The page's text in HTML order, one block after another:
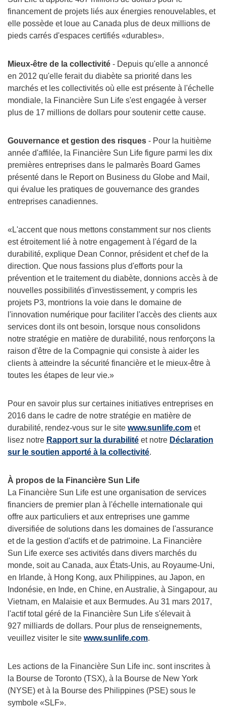
financement de projets liés aux énergies renouvelables, et
elle possède et loue au Canada plus de deux millions de
pieds carrés d'espaces certifiés «durables».
Mieux-être de la collectivité - Depuis qu'elle a annoncé
en 2012 qu'elle ferait du diabète sa priorité dans les
marchés et les collectivités où elle est présente à l'échelle
mondiale, la Financière Sun Life s'est engagée à verser
plus de 17 millions de dollars pour soutenir cette cause.
Gouvernance et gestion des risques - Pour la huitième
année d'affilée, la Financière Sun Life figure parmi les dix
premières entreprises dans le palmarès Board Games
présenté dans le Report on Business du Globe and Mail,
qui évalue les pratiques de gouvernance des grandes
entreprises canadiennes.
«L'accent que nous mettons constamment sur nos clients
est étroitement lié à notre engagement à l'égard de la
durabilité, explique Dean Connor, président et chef de la
direction. Que nous fassions plus d'efforts pour la
prévention et le traitement du diabète, donnions accès à de
nouvelles possibilités d'investissement, y compris les
projets P3, montrions la voie dans le domaine de
l'innovation numérique pour faciliter l'accès des clients aux
services dont ils ont besoin, lorsque nous consolidons
notre stratégie en matière de durabilité, nous renforçons la
raison d'être de la Compagnie qui consiste à aider les
clients à atteindre la sécurité financière et le mieux-être à
toutes les étapes de leur vie.»
Pour en savoir plus sur certaines initiatives entreprises en
2016 dans le cadre de notre stratégie en matière de
durabilité, rendez-vous sur le site www.sunlife.com et
lisez notre Rapport sur la durabilité et notre Déclaration
sur le soutien apporté à la collectivité.
À propos de la Financière Sun Life
La Financière Sun Life est une organisation de services
financiers de premier plan à l'échelle internationale qui
offre aux particuliers et aux entreprises une gamme
diversifiée de solutions dans les domaines de l'assurance
et de la gestion d'actifs et de patrimoine. La Financière
Sun Life exerce ses activités dans divers marchés du
monde, soit au Canada, aux États-Unis, au Royaume-Uni,
en Irlande, à Hong Kong, aux Philippines, au Japon, en
Indonésie, en Inde, en Chine, en Australie, à Singapour, au
Vietnam, en Malaisie et aux Bermudes. Au 31 mars 2017,
l'actif total géré de la Financière Sun Life s'élevait à
927 milliards de dollars. Pour plus de renseignements,
veuillez visiter le site www.sunlife.com.
Les actions de la Financière Sun Life inc. sont inscrites à
la Bourse de Toronto (TSX), à la Bourse de New York
(NYSE) et à la Bourse des Philippines (PSE) sous le
symbole «SLF».